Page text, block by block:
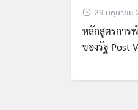
29 มิถุนายน
หลักสูตรการ
ของรัฐ Post